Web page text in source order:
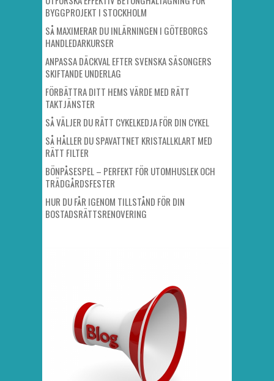
BYGGPROJEKT I STOCKHOLM
SÅ MAXIMERAR DU INLÄRNINGEN I GÖTEBORGS
HANDLEDARKURSER
ANPASSA DÄCKVAL EFTER SVENSKA SÄSONGERS
SKIFTANDE UNDERLAG
FÖRBÄTTRA DITT HEMS VÄRDE MED RÄTT
TAKTJÄNSTER
SÅ VÄLJER DU RÄTT CYKELKEDJA FÖR DIN CYKEL
SÅ HÅLLER DU SPAVATTNET KRISTALLKLART MED
RÄTT FILTER
BÖNPÅSESPEL – PERFEKT FÖR UTOMHUSLEK OCH
TRÄDGÅRDSFESTER
HUR DU FÅR IGENOM TILLSTÅND FÖR DIN
BOSTADSRÄTTSRENOVERING